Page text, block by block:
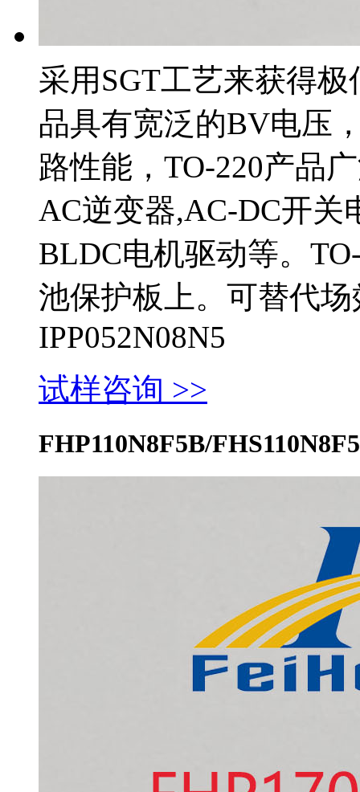
采用SGT工艺来获得
品具有宽泛的BV电压
路性能，TO-220产品
AC逆变器,AC-DC开
BLDC电机驱动等。
池保护板上。可替代
IPP052N08N5
试样咨询 >>
FHP110N8F5B/